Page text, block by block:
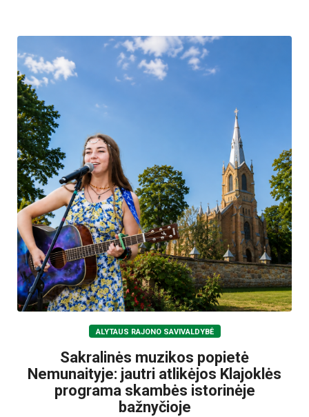
ALYTAUS RAJONO SAVIVALDYBĖ
Sakralinės muzikos popietė
Nemunaityje: jautri atlikėjos Klajoklės
programa skambės istorinėje
bažnyčioje